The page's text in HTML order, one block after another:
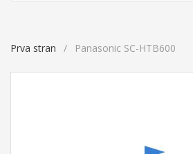
Prva stran Panasonic SC-HTB600